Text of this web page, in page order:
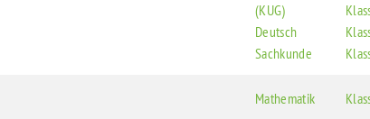
(KUG)
Deutsch
Sachkunde
Mathematik